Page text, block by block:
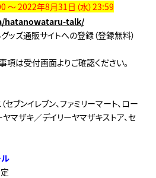
～ 2022年8月31日（水）23:59
hatanowataru-talk/
ッズ通販サイトへの登録（登録無料）
は受付画面よりご確認ください。
セブンイレブン、ファミリーマート、ロー
ヤマザキ／デイリーヤマザキストア、セ